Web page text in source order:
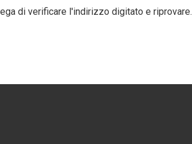
di verificare l'indirizzo digitato e riprovare.